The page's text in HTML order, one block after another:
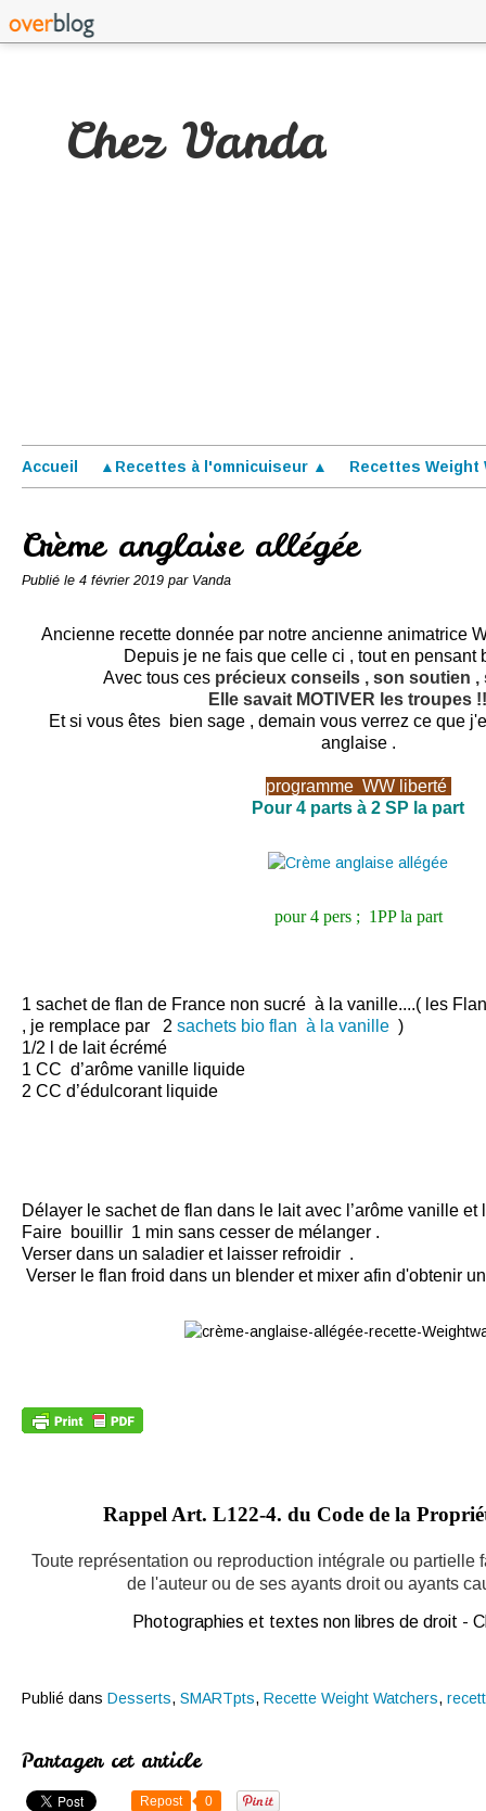
Chez Vanda
Accueil ▲Recettes à l'omnicuiseur ▲ Recettes Weight
Crème anglaise allégée
Publié le 4 février 2019 par Vanda
Ancienne recette donnée par notre ancienne animatrice
Depuis je ne fais que celle ci , tout en pensant
Avec tous ces précieux conseils , son soutien ,
Elle savait MOTIVER les troupes
Et si vous êtes bien sage , demain vous verrez ce que
anglaise .
programme WWliberté
Pour 4 parts à 2 SP la part
pour 4 pers ; 1PP la part
1 sachet de flan de France non sucré à la vanille....( les
, je remplace par 2 sachets bio flan à la vanille )
1/2 l de lait écrémé
1 CC d’arôme vanille liquide
2 CC d’édulcorant liquide
Délayer le sachet de flan dans le lait avec l’arôme vanille et
Faire bouillir 1 min sans cesser de mélanger .
Verser dans un saladier et laisser refroidir .
Verser le flan froid dans un blender et mixer afin d'obtenir
Rappel Art. L122-4. du Code de la
Toute représentation ou reproduction intégrale ou partielle
de l'auteur ou de ses ayants droit ou ayants
Photographies et textes non libres de droit -
Publié dans Desserts, SMARTpts, Recette Weight Watchers,
Partager cet article
Repost 0